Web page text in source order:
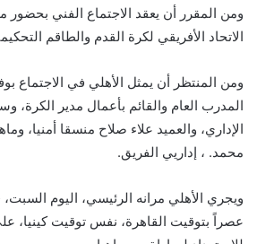
ومن المقرر أن يعقد الاجتماع الفني بحضور
الاتحاد الأفريقي لكرة القدم والطاقم
ومن المنتظر أن يمثل الأهلي في الاجتماع
المدرب العام والقائم بأعمال مدير الكرة،
الإداري، والعميد علاء صلاح منسقا أمنيا،
محمد. ، إداريي الفريق.
ويجري الأهلي مرانه الرئيسي، اليوم السبت،
عصراً بتوقيت القاهرة، نفس توقيت كينيا،